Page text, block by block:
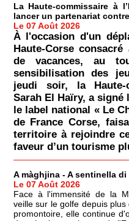
La Haute-commissaire à
lancer un partenariat
Le 07 Août 2026
À l'occasion d'un
Haute-Corse
de vacances, au
sensibilisation des
jeudi soir, la Haute-
Sarah El Haïry, a
le label national « Le
de France Corse,
territoire à rejoindre
faveur d’un tourisme
A màghjina - A sentinella di
Le 07 Août 2026
Face à l'immensité de la
veille sur le golfe depuis
promontoire, elle continue